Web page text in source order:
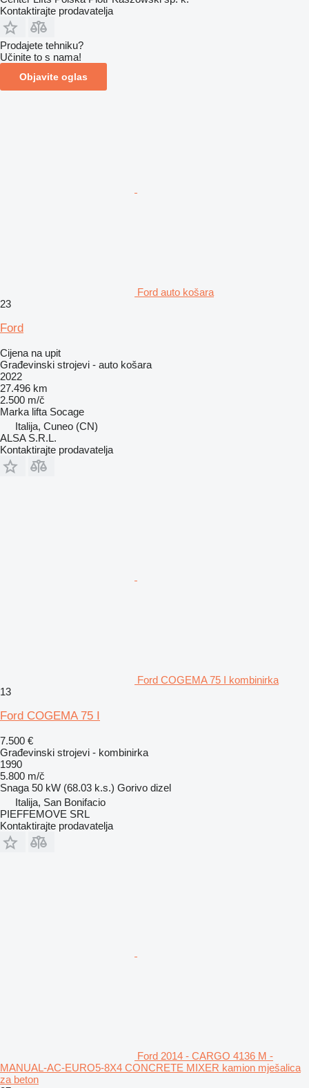
Kontaktirajte prodavatelja
Prodajete tehniku?
Učinite to s nama!
Objavite oglas
Ford auto košara
23
Ford
Cijena na upit
Građevinski strojevi - auto košara
2022
27.496 km
2.500 m/č
Marka lifta Socage
Italija, Cuneo (CN)
ALSA S.R.L.
Kontaktirajte prodavatelja
Ford COGEMA 75 I kombinirka
13
Ford COGEMA 75 I
7.500 €
Građevinski strojevi - kombinirka
1990
5.800 m/č
Snaga 50 kW (68.03 k.s.) Gorivo dizel
Italija, San Bonifacio
PIEFFEMOVE SRL
Kontaktirajte prodavatelja
Ford 2014 - CARGO 4136 M -
MANUAL-AC-EURO5-8X4 CONCRETE MIXER kamion mješalica
za beton